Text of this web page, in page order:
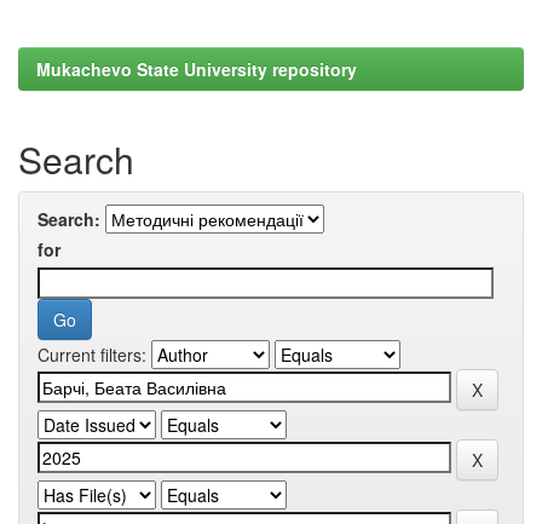
Mukachevo State University repository
Search
Search:
for
Current filters: